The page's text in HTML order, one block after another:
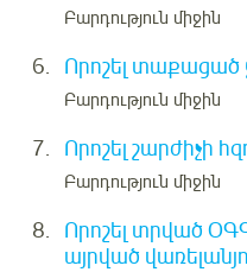
Բարդություն միջին
6. Որոշել տաքացած
Բարդություն միջին
7. Որոշել շարժիչի
Բարդություն միջին
8.
Որոշել տրված
այրված